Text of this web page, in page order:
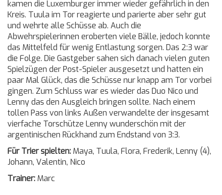
kamen die Luxemburger immer wieder gefährlich in den
Kreis. Tuula im Tor reagierte und parierte aber sehr gut
und wehrte alle Schüsse ab. Auch die
Abwehrspielerinnen eroberten viele Bälle, jedoch konnte
das Mittelfeld für wenig Entlastung sorgen. Das 2:3 war
die Folge. Die Gastgeber sahen sich danach vielen guten
Spielzügen der Post-Spieler ausgesetzt und hatten ein
paar Mal Glück, das die Schüsse nur knapp am Tor vorbei
gingen. Zum Schluss war es wieder das Duo Nico und
Lenny das den Ausgleich bringen sollte. Nach einem
tollen Pass von links Außen verwandelte der insgesamt
vierfache Torschütze Lenny wunderschön mit der
argentinischen Rückhand zum Endstand von 3:3.
Für Trier spielten: Maya, Tuula, Flora, Frederik, Lenny (4),
Johann, Valentin, Nico
Trainer: Marc